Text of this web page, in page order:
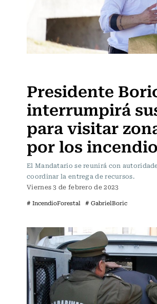
Presidente
interrumpirá
para visitar
por los
El Mandatario se reunirá con
coordinar la entrega de recursos.
Viernes 3 de febrero de 2023
# IncendioForestal # GabrielBoric